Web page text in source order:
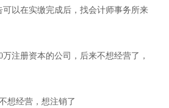
以在实缴完成后，找会计师事务所来
注册资本的公司，后来不想经营了，
经营，想注销了